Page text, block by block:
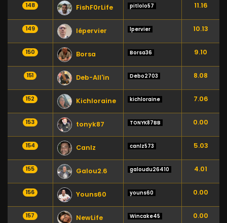
148 FishF0rLife pitlolo57 11.16
149 lépervier lpervier 10.13
150 Borsa Borsa36 9.10
151 Deb-All'in Debo2703 8.08
152 Kichloraine kichloraine 7.06
153 tonyk87 TONYK87BB 0.00
154 Canlz canlz573 5.03
155 Galou2.6 galoudu26410 4.01
156 Youns60 youns60 0.00
157 NewLife Wincake45 0.00